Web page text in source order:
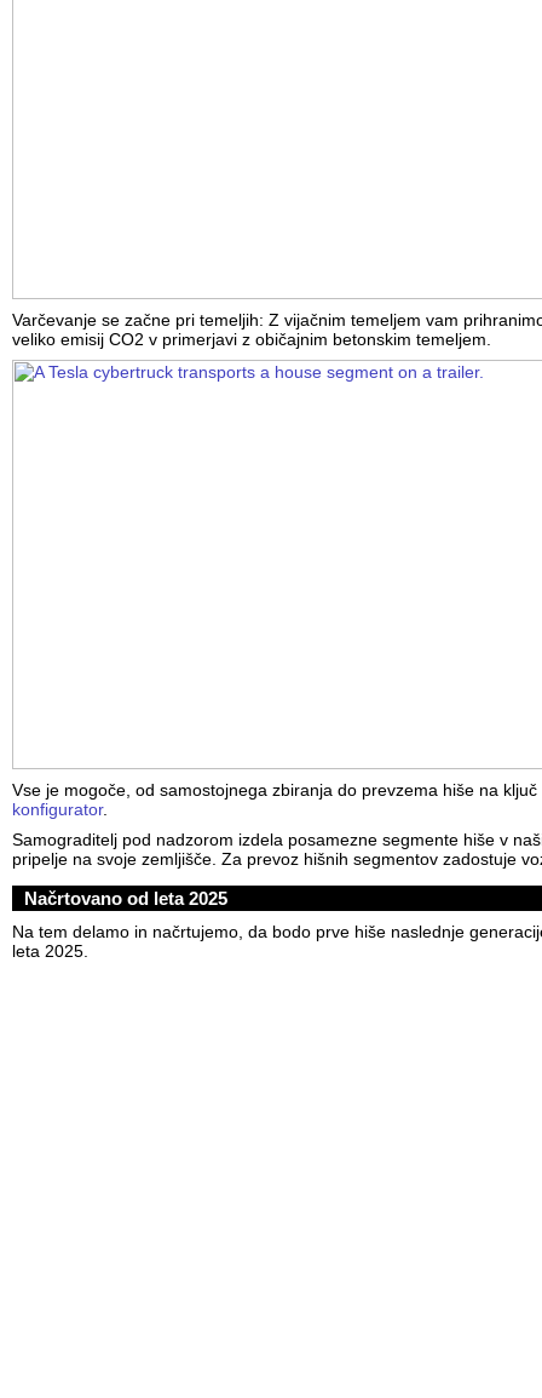
Varčevanje se začne pri temeljih: Z vijačnim temeljem vam
veliko emisij CO2 v primerjavi z običajnim betonskim temeljem.
Vse je mogoče, od samostojnega zbiranja do prevzema hiše na
konfigurator.
Samograditelj pod nadzorom izdela posamezne segmente hiše v
pripelje na svoje zemljišče. Za prevoz hišnih segmentov zadostuje
Načrtovano od leta 2025
Na tem delamo in načrtujemo, da bodo prve hiše naslednje
leta 2025.